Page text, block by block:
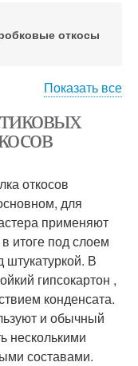
откосы
Откосы на окна
откосы
из сэндвич
Показать все
откосов
для
применяют
итоге под слоем
В
гипсокартон ,
конденсата.
и обычный
несколькими
составами.